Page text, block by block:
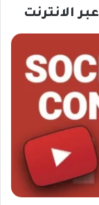
الانترنت